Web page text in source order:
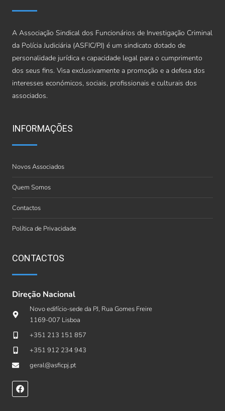
A Associação Sindical dos Funcionários de Investigação Criminal
da Polícia Judiciária (ASFIC/PJ) é um sindicato dotado de
personalidade jurídica e capacidade legal para o cumprimento
dos seus fins. Visa exclusivamente a promoção e a defesa dos
interesses económicos, sociais, profissionais e culturais dos
associados.
INFORMAÇÕES
Novos Associados
Quem Somos
Contactos
Política de Privacidade
CONTACTOS
Direção Nacional
Novo edifício-sede da PJ, Rua Gomes Freire
1169-007 Lisboa
+351 213 151 857
+351 912 234 943
geral@asficpj.pt